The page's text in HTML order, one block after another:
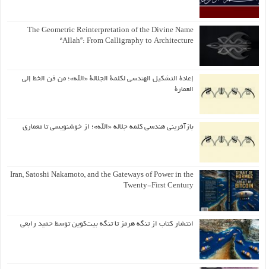
The Geometric Reinterpretation of the Divine Name
“Allah”: From Calligraphy to Architecture
إعادة التشكيل الهندسي لكلمة الجلالة «الله»؛ من فن الخط إلى
العمارة
بازآفرینی هندسی کلمه جلاله «الله»؛ از خوشنویسی تا معماری
Iran, Satoshi Nakamoto, and the Gateways of Power in the
Twenty-First Century
انتشار کتاب از تنگه هرمز تا تنگه بیت‌کوین توسط حمید رابعی